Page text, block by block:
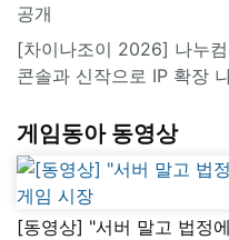
공개
[차이나조이 2026] 나누컴
콘솔과 신작으로 IP 확장
게임동아 동영상
[동영상] "서버 말고 법정